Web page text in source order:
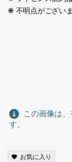
❋ 不明点がござい
この画像は、
す。
お気に入り